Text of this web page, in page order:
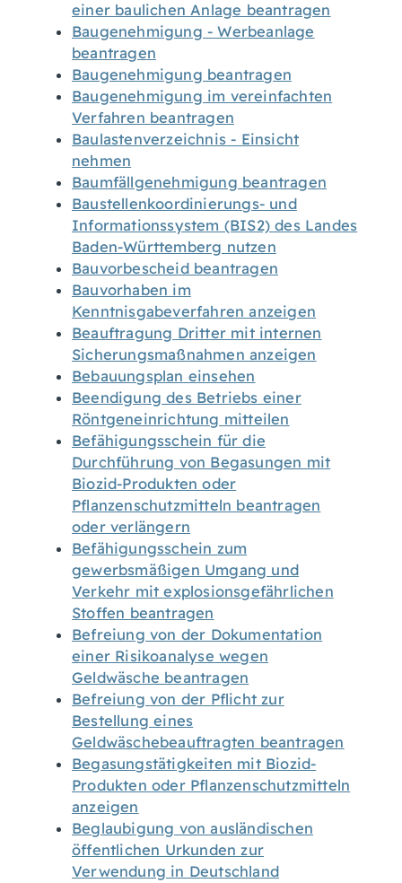
einer baulichen Anlage beantragen
Baugenehmigung - Werbeanlage
beantragen
Baugenehmigung beantragen
Baugenehmigung im vereinfachten
Verfahren beantragen
Baulastenverzeichnis - Einsicht
nehmen
Baumfällgenehmigung beantragen
Baustellenkoordinierungs- und
Informationssystem (BIS2) des Landes
Baden-Württemberg nutzen
Bauvorbescheid beantragen
Bauvorhaben im
Kenntnisgabeverfahren anzeigen
Beauftragung Dritter mit internen
Sicherungsmaßnahmen anzeigen
Bebauungsplan einsehen
Beendigung des Betriebs einer
Röntgeneinrichtung mitteilen
Befähigungsschein für die
Durchführung von Begasungen mit
Biozid-Produkten oder
Pflanzenschutzmitteln beantragen
oder verlängern
Befähigungsschein zum
gewerbsmäßigen Umgang und
Verkehr mit explosionsgefährlichen
Stoffen beantragen
Befreiung von der Dokumentation
einer Risikoanalyse wegen
Geldwäsche beantragen
Befreiung von der Pflicht zur
Bestellung eines
Geldwäschebeauftragten beantragen
Begasungstätigkeiten mit Biozid-
Produkten oder Pflanzenschutzmitteln
anzeigen
Beglaubigung von ausländischen
öffentlichen Urkunden zur
Verwendung in Deutschland